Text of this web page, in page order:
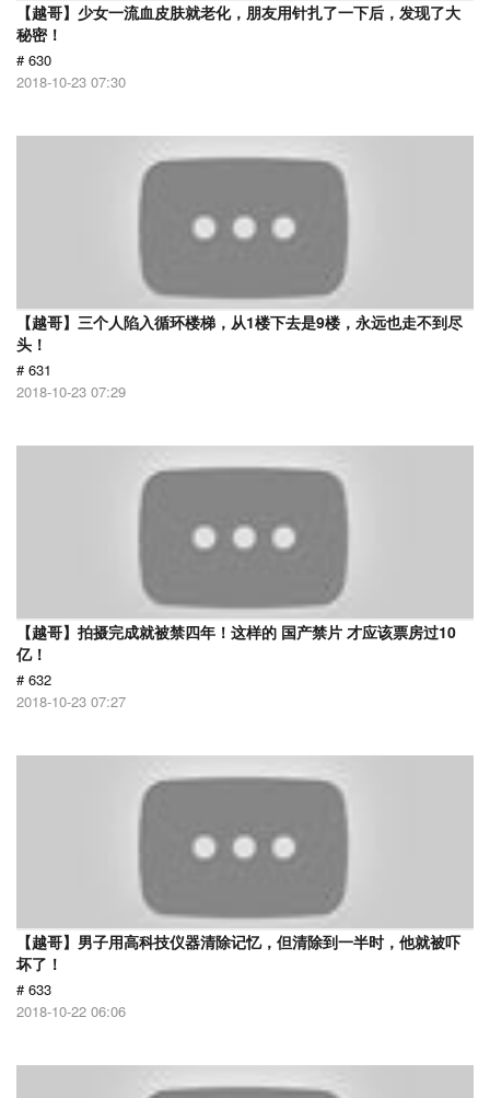
【越哥】少女一流血皮肤就老化，朋友用针扎了一下后，发现了大
秘密！
# 630
2018-10-23 07:30
【越哥】三个人陷入循环楼梯，从1楼下去是9楼，永远也走不到尽
头！
# 631
2018-10-23 07:29
【越哥】拍摄完成就被禁四年！这样的 国产禁片 才应该票房过10
亿！
# 632
2018-10-23 07:27
【越哥】男子用高科技仪器清除记忆，但清除到一半时，他就被吓
坏了！
# 633
2018-10-22 06:06